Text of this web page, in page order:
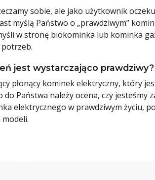
sobie, ale jako użytkownik
myślą Państwo o „prawdziwym”
w stronę biokominka lub kominka
potrzeb.
jest wystarczająco prawdziwy?
płonący kominek elektryczny, który
do Państwa należy ocena, czy jesteśmy
elektrycznego w prawdziwym życiu,